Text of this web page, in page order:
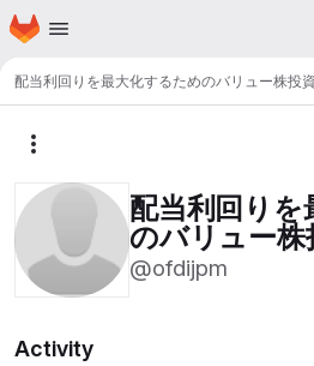
Skip to main content
Homepage
配当利回りを最大化するためのバリュー株投
配当利回りを
のバリュー株
@ofdijpm
Activity